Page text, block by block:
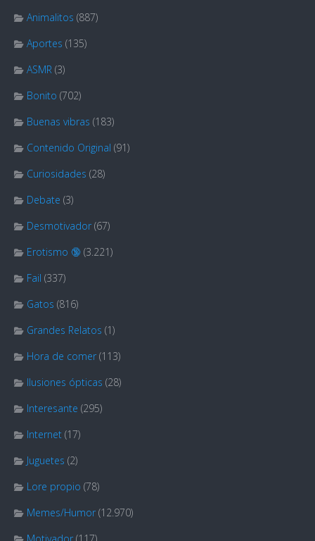
Animalitos (887)
Aportes (135)
ASMR (3)
Bonito (702)
Buenas vibras (183)
Contenido Original (91)
Curiosidades (28)
Debate (3)
Desmotivador (67)
Erotismo 🔞 (3.221)
Fail (337)
Gatos (816)
Grandes Relatos (1)
Hora de comer (113)
Ilusiones ópticas (28)
Interesante (295)
Internet (17)
Juguetes (2)
Lore propio (78)
Memes/Humor (12.970)
Motivador (117)